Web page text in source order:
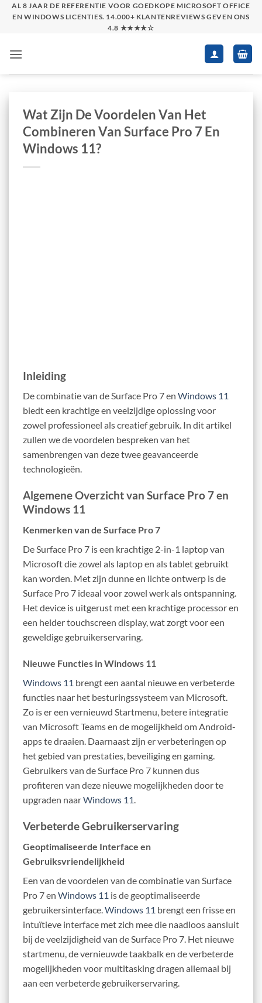
SkipAL 8 JAAR DE REFERENTIE VOOR GOEDKOPE MICROSOFT OFFICE
EN WINDOWS LICENTIES. 14.000+ KLANTENREVIEWS GEVEN ONS
4.8 ★★★★☆
Wat Zijn De Voordelen Van Het
Combineren Van Surface Pro 7 En
Windows 11?
Inleiding
De combinatie van de Surface Pro 7 en Windows 11
biedt een krachtige en veelzijdige oplossing voor
zowel professioneel als creatief gebruik. In dit artikel
zullen we de voordelen bespreken van het
samenbrengen van deze twee geavanceerde
technologieën.
Algemene Overzicht van Surface Pro 7 en
Windows 11
Kenmerken van de Surface Pro 7
De Surface Pro 7 is een krachtige 2-in-1 laptop van
Microsoft die zowel als laptop en als tablet gebruikt
kan worden. Met zijn dunne en lichte ontwerp is de
Surface Pro 7 ideaal voor zowel werk als ontspanning.
Het device is uitgerust met een krachtige processor en
een helder touchscreen display, wat zorgt voor een
geweldige gebruikerservaring.
Nieuwe Functies in Windows 11
Windows 11 brengt een aantal nieuwe en verbeterde
functies naar het besturingssysteem van Microsoft.
Zo is er een vernieuwd Startmenu, betere integratie
van Microsoft Teams en de mogelijkheid om Android-
apps te draaien. Daarnaast zijn er verbeteringen op
het gebied van prestaties, beveiliging en gaming.
Gebruikers van de Surface Pro 7 kunnen dus
profiteren van deze nieuwe mogelijkheden door te
upgraden naarWindows 11.
Verbeterde Gebruikerservaring
Geoptimaliseerde Interface en
Gebruiksvriendelijkheid
Een van de voordelen van de combinatie van Surface
Pro 7 en Windows 11 is de geoptimaliseerde
gebruikersinterface.Windows 11 brengt een frisse en
intuïtieve interface met zich mee die naadloos aansluit
bij de veelzijdigheid van de Surface Pro 7. Het nieuwe
startmenu, de vernieuwde taakbalk en de verbeterde
mogelijkheden voor multitasking dragen allemaal bij
aan een verbeterde gebruikerservaring.